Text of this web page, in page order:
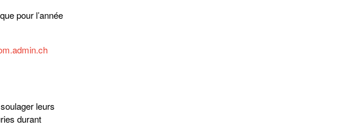
pour l’année
leurs
durant